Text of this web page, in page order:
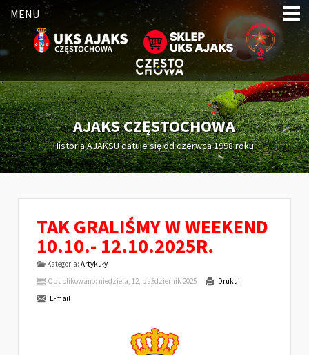
MENU
AJAKS CZĘSTOCHOWA
Historia AJAKSU datuje się od czerwca 1998 roku.
TAK GRALIŚMY W WEEKEND
10.10.- 12.10.2025R.
Kategoria: Artykuły
Opublikowano: niedziela, 12, październik 2025
Drukuj
E-mail